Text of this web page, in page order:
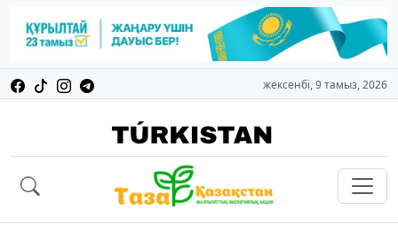
жексенбі, 9 тамыз, 2026